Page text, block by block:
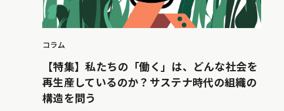
コラム
【特集】私たちの「働く」は、どんな社会を
再生産しているのか？サステナ時代の組織の
構造を問う